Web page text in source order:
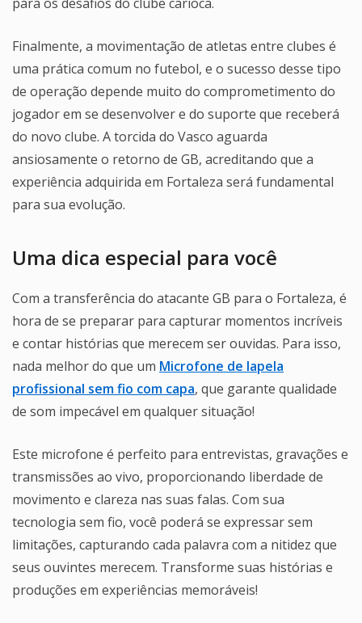
Finalmente, a movimentação de atletas entre clubes é
uma prática comum no futebol, e o sucesso desse tipo
de operação depende muito do comprometimento do
jogador em se desenvolver e do suporte que receberá
do novo clube. A torcida do Vasco aguarda
ansiosamente o retorno de GB, acreditando que a
experiência adquirida em Fortaleza será fundamental
para sua evolução.
Uma dica especial para você
Com a transferência do atacante GB para o Fortaleza, é
hora de se preparar para capturar momentos incríveis
e contar histórias que merecem ser ouvidas. Para isso,
nada melhor do que um Microfone de lapela
profissional sem fio com capa, que garante qualidade
de som impecável em qualquer situação!
Este microfone é perfeito para entrevistas, gravações e
transmissões ao vivo, proporcionando liberdade de
movimento e clareza nas suas falas. Com sua
tecnologia sem fio, você poderá se expressar sem
limitações, capturando cada palavra com a nitidez que
seus ouvintes merecem. Transforme suas histórias e
produções em experiências memoráveis!